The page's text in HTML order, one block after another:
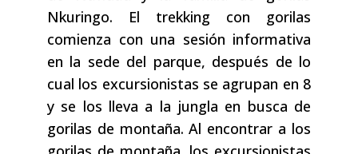
Nkuringo. El trekking con gorilas
comienza con una sesión informativa
en la sede del parque, después de lo
cual los excursionistas se agrupan en 8
y se los lleva a la jungla en busca de
gorilas de montaña. Al encontrar a los